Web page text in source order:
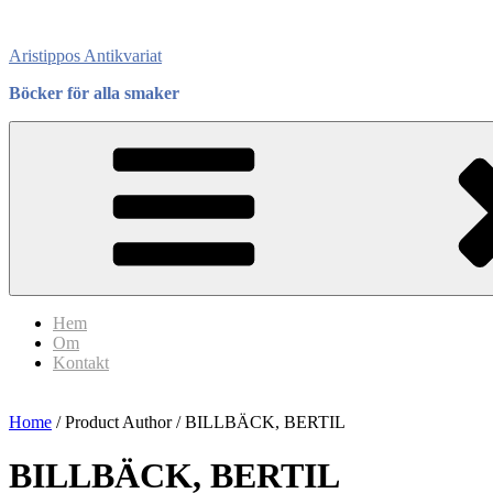
content
Aristippos Antikvariat
Böcker för alla smaker
Hem
Om
Kontakt
Home / Product Author / BILLBÄCK, BERTIL
BILLBÄCK, BERTIL